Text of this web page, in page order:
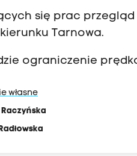
się prac
Tarnowa.
ograniczenie
własne